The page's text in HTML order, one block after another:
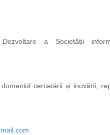
a Societății
cercetării și inovării,